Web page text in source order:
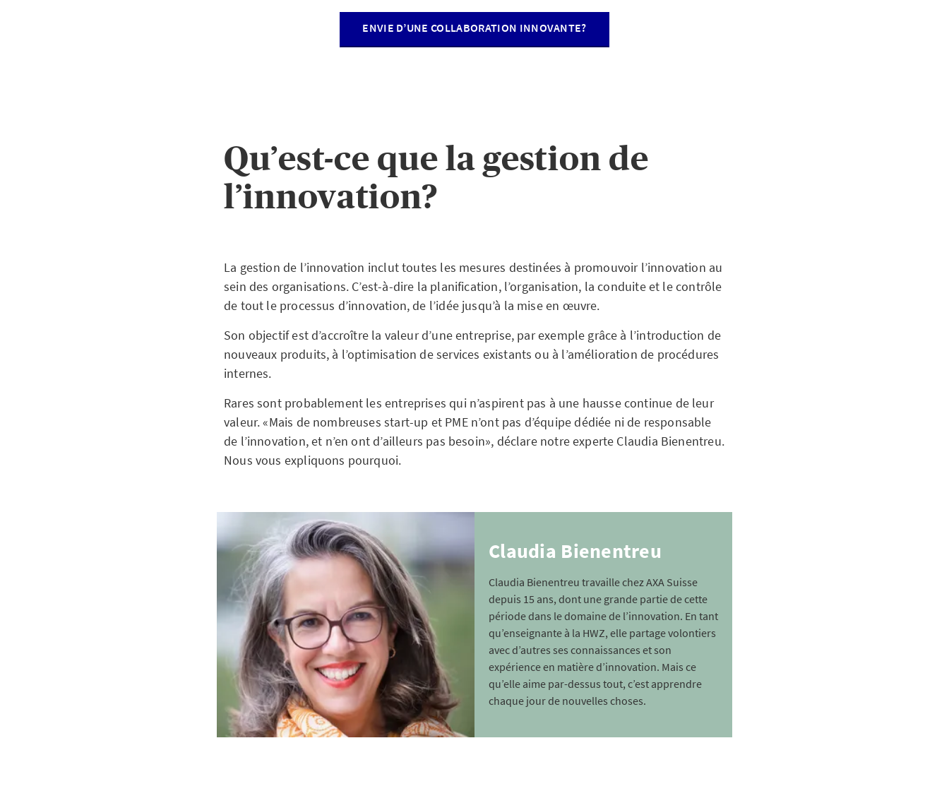
ENVIE D’UNE COLLABORATION INNOVANTE?
Qu’est-ce que la gestion de
l’innovation?
La gestion de l’innovation inclut toutes les mesures destinées à promouvoir l’innovation au
sein des organisations. C’est-à-dire la planification, l’organisation, la conduite et le contrôle
de tout le processus d’innovation, de l’idée jusqu’à la mise en œuvre.
Son objectif est d’accroître la valeur d’une entreprise, par exemple grâce à l’introduction de
nouveaux produits, à l’optimisation de services existants ou à l’amélioration de procédures
internes.
Rares sont probablement les entreprises qui n’aspirent pas à une hausse continue de leur
valeur. «Mais de nombreuses start-up et PME n’ont pas d’équipe dédiée ni de responsable
de l’innovation, et n’en ont d’ailleurs pas besoin», déclare notre experte Claudia Bienentreu.
Nous vous expliquons pourquoi.
Claudia Bienentreu
Claudia Bienentreu travaille chez AXA Suisse
depuis 15 ans, dont une grande partie de cette
période dans le domaine de l’innovation. En tant
qu’enseignante à la HWZ, elle partage volontiers
avec d’autres ses connaissances et son
expérience en matière d’innovation. Mais ce
qu’elle aime par-dessus tout, c’est apprendre
chaque jour de nouvelles choses.